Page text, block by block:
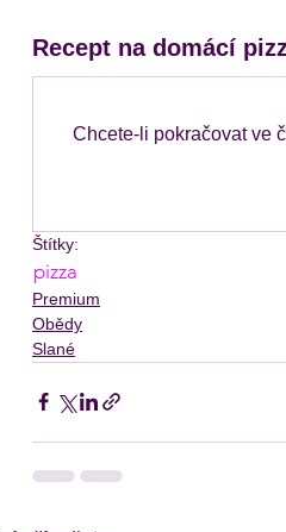
Recept na domácí
Chcete-li pokračovat ve
Štítky:
pizza
Premium
Obědy
Slané